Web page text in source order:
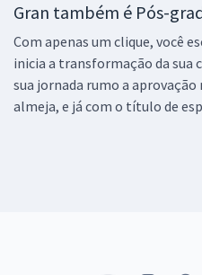
Gran também é Pós-
Com apenas um clique, você
inicia a transformação da sua
sua jornada rumo a
almeja, e já com o título de